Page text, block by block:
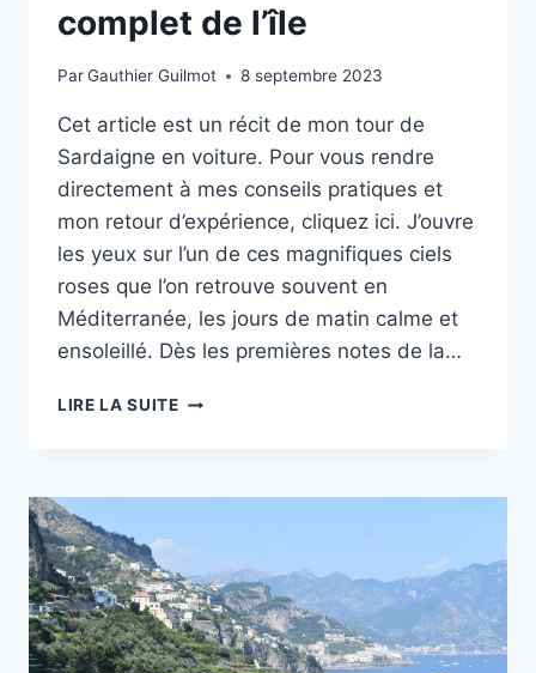
complet de l’île
ParGauthier Guilmot 8 septembre 2023
Cet article est un récit de mon tour de
Sardaigne en voiture. Pour vous rendre
directement à mes conseils pratiques et
mon retour d’expérience, cliquez ici. J’ouvre
les yeux sur l’un de ces magnifiques ciels
roses que l’on retrouve souvent en
Méditerranée, les jours de matin calme et
ensoleillé. Dès les premières notes de la…
LIRE LA SUITESARDAIGNE
ITINÉRAIRE
TOUR
COMPLET
DE
L’ÎLE